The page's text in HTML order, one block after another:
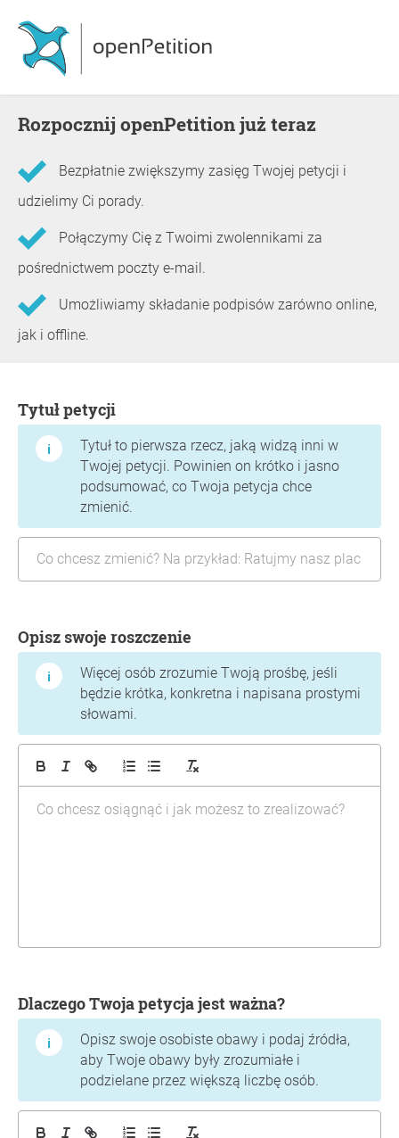
Rozpocznij openPetition już teraz
Bezpłatnie zwiększymy zasięg Twojej petycji i
udzielimy Ci porady.
Połączymy Cię z Twoimi zwolennikami za
pośrednictwem poczty e-mail.
Umożliwiamy składanie podpisów zarówno online,
jak i offline.
Tytuł petycji
Tytuł to pierwsza rzecz, jaką widzą inni w
Twojej petycji. Powinien on krótko i jasno
podsumować, co Twoja petycja chce
zmienić.
Opisz swoje roszczenie
Więcej osób zrozumie Twoją prośbę, jeśli
będzie krótka, konkretna i napisana prostymi
słowami.
Dlaczego Twoja petycja jest ważna?
Opisz swoje osobiste obawy i podaj źródła,
aby Twoje obawy były zrozumiałe i
podzielane przez większą liczbę osób.